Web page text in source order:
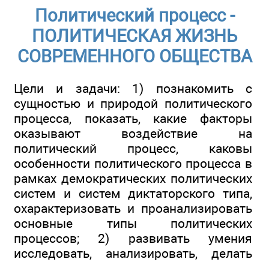
Политический процесс -
ПОЛИТИЧЕСКАЯ ЖИЗНЬ
СОВРЕМЕННОГО ОБЩЕСТВА
Цели и задачи: 1) познакомить с
сущностью и природой политического
процесса, показать, какие факторы
оказывают воздействие на
политический процесс, каковы
особенности политического процесса в
рамках демократических политических
систем и систем диктаторского типа,
охарактеризовать и проанализировать
основные типы политических
процессов; 2) развивать умения
исследовать, анализировать, делать